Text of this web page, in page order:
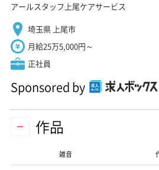
アールスタッフ上尾ケアサービス
埼玉県 上尾市
月給25万5,000円～
正社員
Sponsored by
作品
雑音